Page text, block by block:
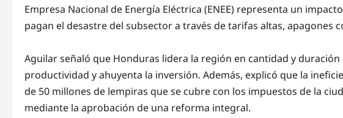
Empresa Nacional de Energía Eléctrica (ENEE) representa un
pagan el desastre del subsector a través de tarifas altas, apagones
Aguilar señaló que Honduras lidera la región en cantidad y
productividad y ahuyenta la inversión. Además, explicó que la
de 50 millones de lempiras que se cubre con los impuestos de la
mediante la aprobación de una reforma integral.